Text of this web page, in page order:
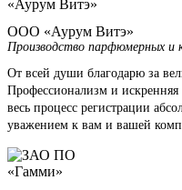
ООО «Аурум Витэ»
Производство парфюмерных и
От всей души благодарю за
Профессионализм и
весь процесс регистрации
уважением к вам и вашей